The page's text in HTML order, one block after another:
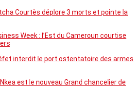
Courtès déplore 3 morts et pointe la
Week : l’Est du Cameroun courtise
interdit le port ostentatoire des armes
est le nouveau Grand chancelier de